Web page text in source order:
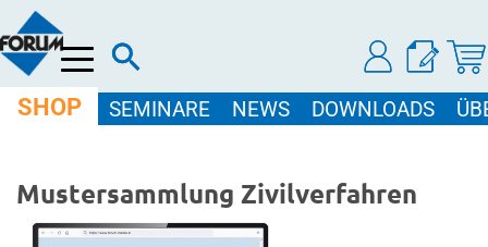
Menü
SHOP SEMINARE NEWS DOWNLOADS
Mustersammlung Zivilverfahren